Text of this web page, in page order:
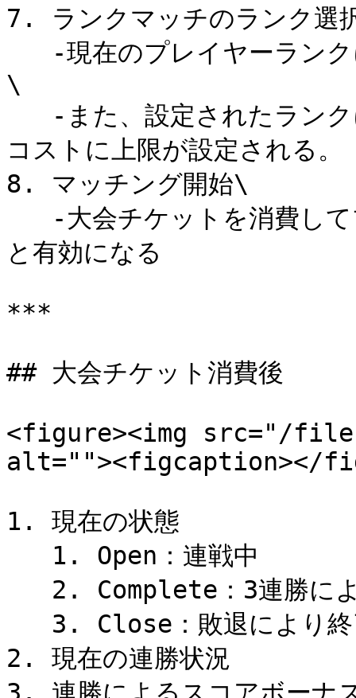
7. ランクマッチのランク選
\
コストに上限が設定される。
8. マッチング開始\
と有効になる
***
## 大会チケット消費後
<figure><img src="/
alt=""><figcaption></
1. 現在の状態
2. 現在の連勝状況